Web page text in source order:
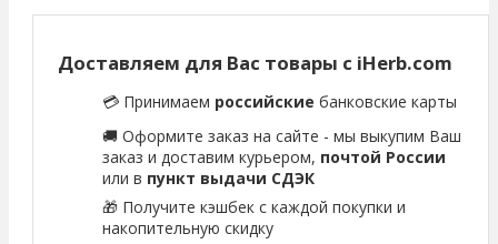
Доставляем для Вас товары с iHerb.com
💳 Принимаем российские банковские карты
🚚 Оформите заказ на сайте - мы выкупим Ваш
заказ и доставим курьером, почтой России
или в пункт выдачи СДЭК
🎁 Получите кэшбек с каждой покупки и
накопительную скидку